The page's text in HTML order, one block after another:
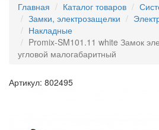
Главная
Каталог товаров
Замки, электрозащелки
Накладные
Promix-SM101.11 white Замок
угловой малогабаритный
Артикул: 802495